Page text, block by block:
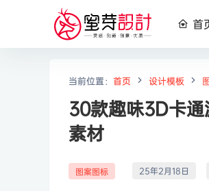
首
当前位置： 首页 设计模板
30款趣味3D卡
素材
图案图标 25年2月18日